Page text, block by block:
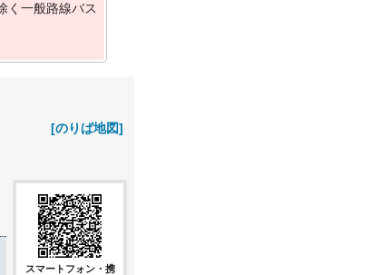
く 一般路線バス
[のりば地図]
スマートフォン・携